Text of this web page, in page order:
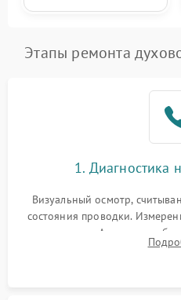
Этапы ремонта
1. Диагностика
Визуальный осмотр,
состояния проводки.
колодке. Анализ жалоб
конвекцией, панелью